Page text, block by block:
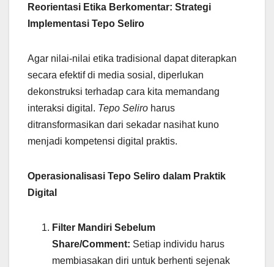
Reorientasi Etika Berkomentar: Strategi
Implementasi Tepo Seliro
Agar nilai-nilai etika tradisional dapat diterapkan
secara efektif di media sosial, diperlukan
dekonstruksi terhadap cara kita memandang
interaksi digital. Tepo Seliro harus
ditransformasikan dari sekadar nasihat kuno
menjadi kompetensi digital praktis.
Operasionalisasi Tepo Seliro dalam Praktik
Digital
Filter Mandiri Sebelum
Share/Comment: Setiap individu harus
membiasakan diri untuk berhenti sejenak